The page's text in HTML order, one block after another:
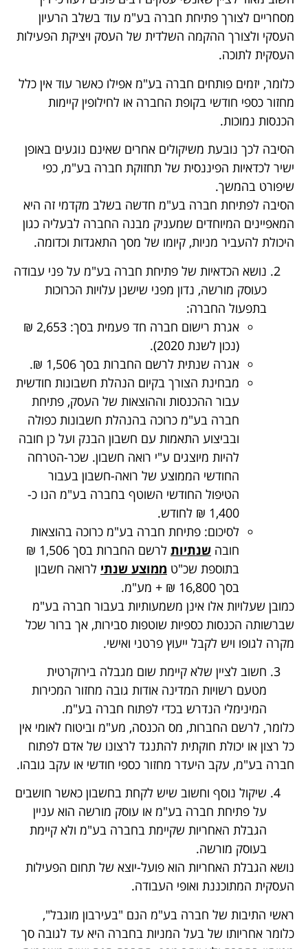
מסחריים לצורך פתיחת חברה בע"מ עוד בשלב הרעיון
העסקי ולצורך ההקמה השלדית של העסק ויציקת הפעילות
העסקית לתוכה.
כלומר, יזמים פותחים חברה בע"מ אפילו כאשר עוד אין כלל
מחזור כספי חודשי בקופת החברה או לחילופין קיימות
הכנסות נמוכות.
הסיבה לכך נובעת משיקולים אחרים שאינם נוגעים באופן
ישיר לכדאיות הפיננסית של תחזוקת חברה בע"מ, כפי
שיפורט בהמשך.
הסיבה לפתיחת חברה בע"מ חדשה בשלב מקדמי זה היא
המאפיינים המיוחדים שמעניק מבנה החברה לבעליה כגון
היכולת להעביר מניות, קיומו של מסך התאגדות וכדומה.
נושא הכדאיות של פתיחת חברה בע"מ על פני עבודה
כעוסק מורשה, נדון מפני שישנן עלויות הכרוכות
בתפעול החברה:
אגרת רישום חברה חד פעמית בסך: 2,653 ₪
(נכון לשנת 2020).
אגרה שנתית לרשם החברות בסך 1,506 ₪.
מבחינת הצורך בקיום הנהלת חשבונות חודשית
עבור ההכנסות וההוצאות של העסק, פתיחת
חברה בע"מ כרוכה בהנהלת חשבונות כפולה
ובביצוע התאמות עם חשבון הבנק ועל כן חובה
להיות מיוצגים ע"י רואה חשבון. שכר-הטרחה
החודשי הממוצע של רואה-חשבון בעבור
הטיפול החודשי השוטף בחברה בע"מ הנו כ-
1,400 ₪ לחודש.
לסיכום: פתיחת חברה בע"מ כרוכה בהוצאות
חובה שנתיות
לרשם החברות בסך 1,506 ₪
בתוספת שכ"ט ממוצע שנתי לרואה חשבון
בסך 16,800 ₪ + מע"מ.
כמובן שעלויות אלו אינן משמעותיות בעבור חברה בע"מ
שברשותה הכנסות כספיות שוטפות סבירות, אך ברור שכל
מקרה לגופו ויש לקבל ייעוץ פרטני ואישי.
חשוב לציין שלא קיימת שום מגבלה בירוקרטית
מטעם רשויות המדינה אודות גובה מחזור המכירות
המינימלי הנדרש בכדי לפתוח חברה בע"מ.
כלומר, לרשם החברות, מס הכנסה, מע"מ וביטוח לאומי אין
כל רצון או יכולת חוקתית להתנגד לרצונו של אדם לפתוח
חברה בע"מ, עקב היעדר מחזור כספי חודשי או עקב גובהו.
שיקול נוסף וחשוב שיש לקחת בחשבון כאשר חושבים
על פתיחת חברה בע"מ או עוסק מורשה הוא עניין
הגבלת האחריות שקיימת בחברה בע"מ ולא קיימת
בעוסק מורשה.
נושא הגבלת האחריות הוא פועל-יוצא של תחום הפעילות
העסקית המתוכננת ואופי העבודה.
ראשי התיבות של חברה בע"מ הנם "בעירבון מוגבל",
כלומר אחריותו של בעל המניות בחברה היא עד לגובה סך